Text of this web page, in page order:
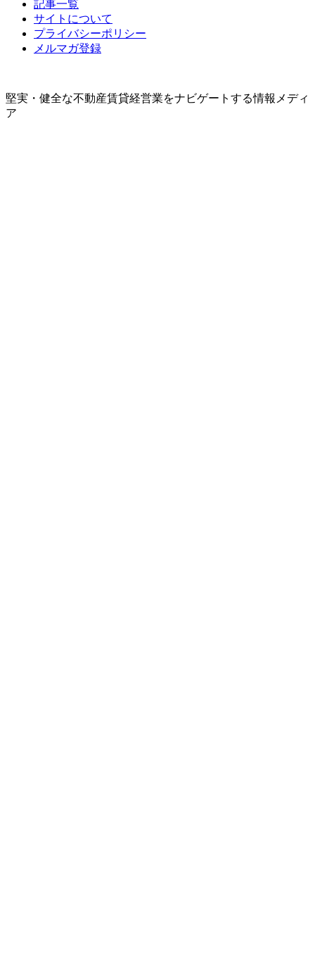
記事一覧
サイトについて
プライバシーポリシー
メルマガ登録
堅実・健全な不動産賃貸経営業をナビゲートする情報メディ
ア